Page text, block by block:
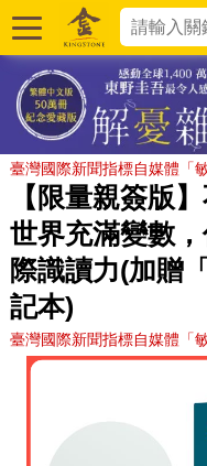
臺灣國際新聞指標自媒體「
【限量親簽版
世界充滿變數
際識讀力(加贈
記本)
臺灣國際新聞指標自媒體「